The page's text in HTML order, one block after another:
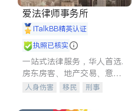
爱法律师事务所
iTalkBB精英认证
执照已核实
一站式法律服务，华人首选.
房东房客、地产交易、意外
伤害、车祸重伤、商业诉
人身伤害 移民
刑事